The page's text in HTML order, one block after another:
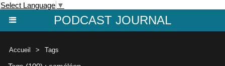
Select Language ▼
PODCAST JOURNAL
Accueil > Tags